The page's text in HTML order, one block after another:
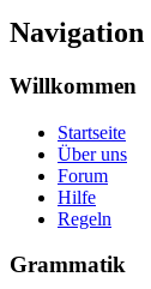
Navigation
Willkommen
Startseite
Über uns
Forum
Hilfe
Regeln
Grammatik